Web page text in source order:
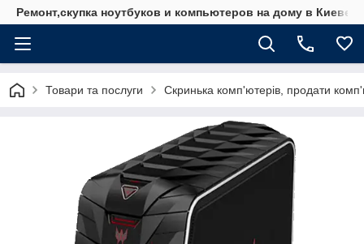
Ремонт,скупка ноутбуков и компьютеров на дому в Киеве
Товари та послуги Скринька комп'ютерів, продати